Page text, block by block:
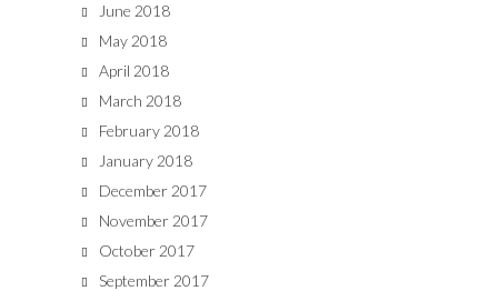
June 2018
May 2018
April 2018
March 2018
February 2018
January 2018
December 2017
November 2017
October 2017
September 2017